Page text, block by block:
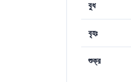
বুধ
বৃহঃ
শুক্র